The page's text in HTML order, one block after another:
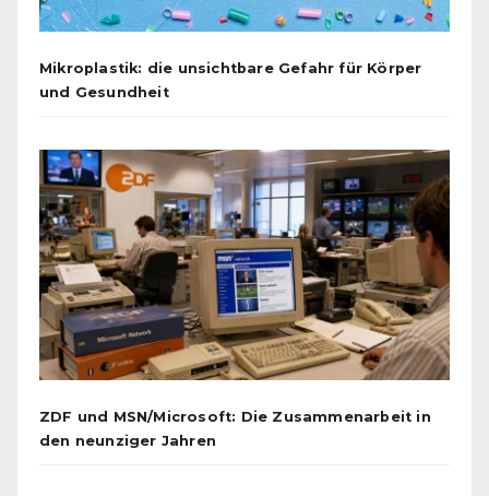
Mikroplastik: die unsichtbare Gefahr für Körper
und Gesundheit
ZDF und MSN/Microsoft: Die Zusammenarbeit in
den neunziger Jahren